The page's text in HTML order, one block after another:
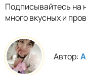
Подписывайтесь на
много вкусных и
Автор: